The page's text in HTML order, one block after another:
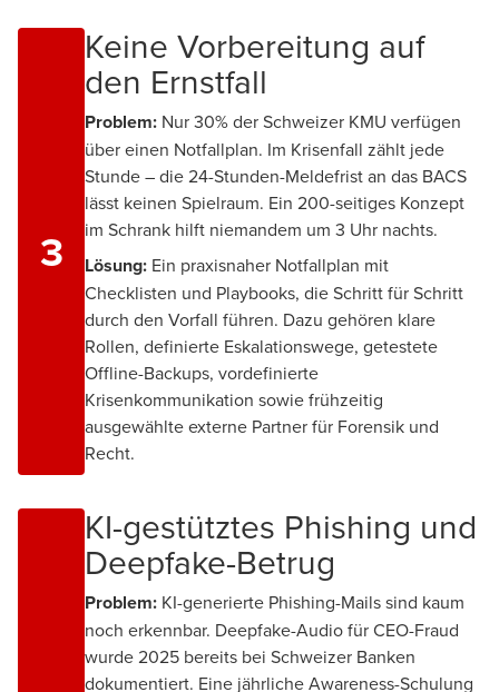
3
Keine Vorbereitung auf
den Ernstfall
Problem: Nur 30% der Schweizer KMU verfügen
über einen Notfallplan. Im Krisenfall zählt jede
Stunde – die 24-Stunden-Meldefrist an das BACS
lässt keinen Spielraum. Ein 200-seitiges Konzept
im Schrank hilft niemandem um 3 Uhr nachts.
Lösung: Ein praxisnaher Notfallplan mit
Checklisten und Playbooks, die Schritt für Schritt
durch den Vorfall führen. Dazu gehören klare
Rollen, definierte Eskalationswege, getestete
Offline-Backups, vordefinierte
Krisenkommunikation sowie frühzeitig
ausgewählte externe Partner für Forensik und
Recht.
KI-gestütztes Phishing und
Deepfake-Betrug
Problem: KI-generierte Phishing-Mails sind kaum
noch erkennbar. Deepfake-Audio für CEO-Fraud
wurde 2025 bereits bei Schweizer Banken
dokumentiert. Eine jährliche Awareness-Schulung